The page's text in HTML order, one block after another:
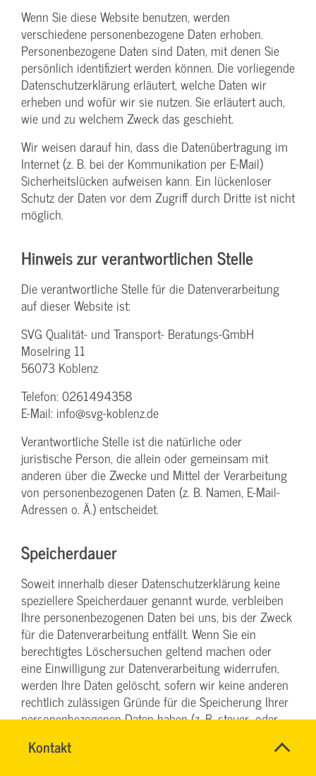
Kontakt
SYBILLE
Name*
Wenn Sie diese Website benutzen, werden
verschiedene personenbezogene Daten erhoben.
Personenbezogene Daten sind Daten, mit denen Sie
persönlich identifiziert werden können. Die vorliegende
Datenschutzerklärung erläutert, welche Daten wir
erheben und wofür wir sie nutzen. Sie erläutert auch,
wie und zu welchem Zweck das geschieht.
Wir weisen darauf hin, dass die Datenübertragung im
Internet (z. B. bei der Kommunikation per E-Mail)
Sicherheitslücken aufweisen kann. Ein lückenloser
Schutz der Daten vor dem Zugriff durch Dritte ist nicht
möglich.
Hinweis zur verantwortlichen Stelle
Die verantwortliche Stelle für die Datenverarbeitung
auf dieser Website ist:
SVG Qualität- und Transport- Beratungs-GmbH
Moselring 11
56073 Koblenz
Telefon: 0261494358
E-Mail: info@svg-koblenz.de
Verantwortliche Stelle ist die natürliche oder
juristische Person, die allein oder gemeinsam mit
anderen über die Zwecke und Mittel der Verarbeitung
von personenbezogenen Daten (z. B. Namen, E-Mail-
Adressen o. Ä.) entscheidet.
Speicherdauer
Soweit innerhalb dieser Datenschutzerklärung keine
speziellere Speicherdauer genannt wurde, verbleiben
Ihre personenbezogenen Daten bei uns, bis der Zweck
für die Datenverarbeitung entfällt. Wenn Sie ein
berechtigtes Löschersuchen geltend machen oder
eine Einwilligung zur Datenverarbeitung widerrufen,
werden Ihre Daten gelöscht, sofern wir keine anderen
rechtlich zulässigen Gründe für die Speicherung Ihrer
personenbezogenen Daten haben (z. B. steuer- oder
letztgenannten Fall erfolgt die Löschung nach Fortfall